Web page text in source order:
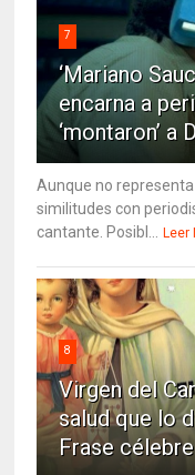
7
‘Mariano
encarna a
‘montaron’ a
Aunque no
similitudes con
cantante. Posibl...
Leer
8
Virgen del
salud que lo
Frase